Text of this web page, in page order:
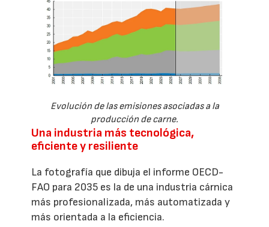
Evolución de las emisiones asociadas a la
producción de carne.
Una industria más tecnológica,
eficiente y resiliente
La fotografía que dibuja el informe OECD-
FAO para 2035 es la de una industria cárnica
más profesionalizada, más automatizada y
más orientada a la eficiencia.